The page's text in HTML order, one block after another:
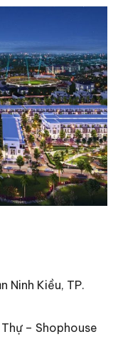
Ninh Kiều, TP.
– Shophouse